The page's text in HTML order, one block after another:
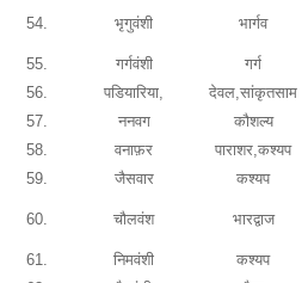
54. भृगुवंशी भार्गव
55.
गर्गवंशी गर्ग
56.
पडियारिया, देवल,सांकृतसाम
57.
ननवग कौशल्य
58.
वनाफ़र पाराशर,कश्यप
59.
जैसवार कश्यप
60. चौलवंश भारद्वाज
61.
निमवंशी कश्यप